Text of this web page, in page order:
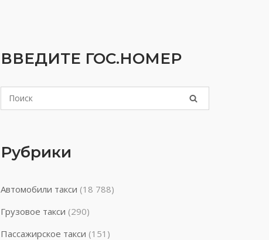
ВВЕДИТЕ ГОС.НОМЕР
Рубрики
Автомобили такси (18 788)
Грузовое такси (290)
Пассажирское такси (151)